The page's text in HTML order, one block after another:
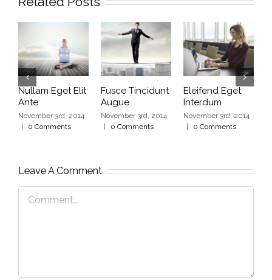
Nullam Eget Elit
Ante
November 3rd, 2014
0 Comments
Fusce Tincidunt
Augue
November 3rd, 2014
0 Comments
Eleifend Eget
Interdum
November 3rd, 2014
0 Comments
Leave A Comment
Comment